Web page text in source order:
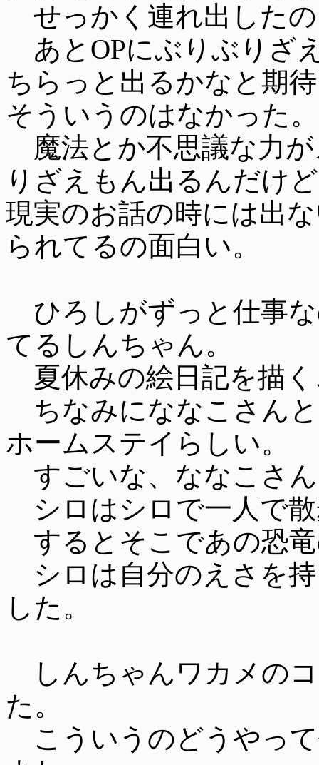
せっかく連れ出した
あとOPにぶりぶりざ
ちらっと出るかなと期
そういうのはなかった。
魔法とか不思議な力
りざえもん出るんだけ
現実のお話の時には出
られてるの面白い。
ひろしがずっと仕事
てるしんちゃん。
夏休みの絵日記を描
ちなみにななこさん
ホームステイらしい。
すごいな、ななこさ
シロはシロで一人で
するとそこであの恐
シロは自分のえさを
した。
しんちゃんワカメの
た。
こういうのどうやっ